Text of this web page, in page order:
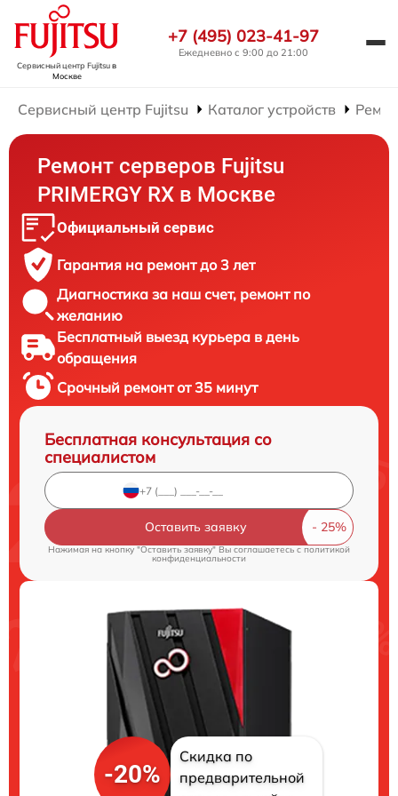
Сервисный центр Fujitsuв
Москве
+7 (495) 023-41-97
Ежедневно с 9:00 до 21:00
Сервисный центр Fujitsu Каталог устройств
Ремонт серверов Fujitsu
PRIMERGY RX в Москве
Официальный сервис
Гарантия на ремонт до 3 лет
Диагностика за наш счет, ремонт по
желанию
Бесплатный выезд курьера в день
обращения
Срочный ремонт от 35 минут
Бесплатная консультация со
специалистом
Оставить заявку
Нажимая на кнопку "Оставить заявку" Вы соглашаетесь cполитикой
конфиденциальности
-20%
Скидка по
предварительной